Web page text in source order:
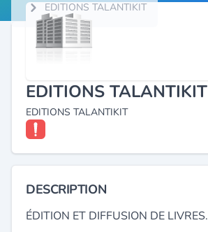
EDITIONS TALANTIKIT
EDITIONS TALANTIKIT
EDITIONS TALANTIKIT
DESCRIPTION
ÉDITION ET DIFFUSION DE LIVRES.